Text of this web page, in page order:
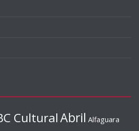
CulturalAbril Alfaguara